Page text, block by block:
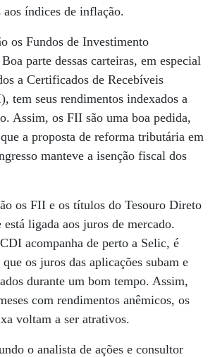
aos índices de inflação.
os Fundos de Investimento
parte dessas carteiras, em especial
a Certificados de Recebíveis
tem seus rendimentos indexados a
Assim, os FII são uma boa pedida,
a proposta de reforma tributária em
manteve a isenção fiscal dos
os FII e os títulos do Tesouro Direto
ligada aos juros de mercado.
acompanha de perto a Selic, é
os juros das aplicações subam e
durante um bom tempo. Assim,
com rendimentos anêmicos, os
voltam a ser atrativos.
o analista de ações e consultor